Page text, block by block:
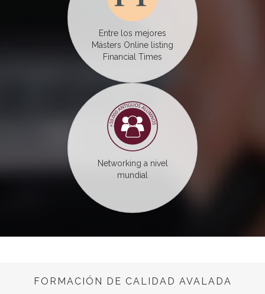
Entre los mejores
Másters Online listing
Financial Times
Networking a nivel
mundial
FORMACIÓN DE CALIDAD AVALADA